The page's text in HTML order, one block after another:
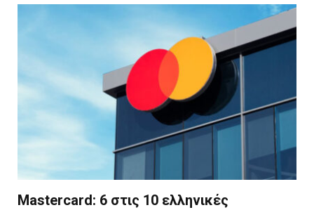
Mastercard: 6 στις 10 ελληνικές